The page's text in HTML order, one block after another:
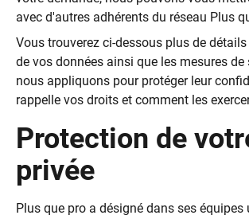
avec d'autres adhérents du réseau Plus
Vous trouverez ci-dessous plus de
de vos données ainsi que les mesures de
nous appliquons pour protéger leur
rappelle vos droits et comment les
Protection de
privée
Plus que pro a désigné dans ses équipes